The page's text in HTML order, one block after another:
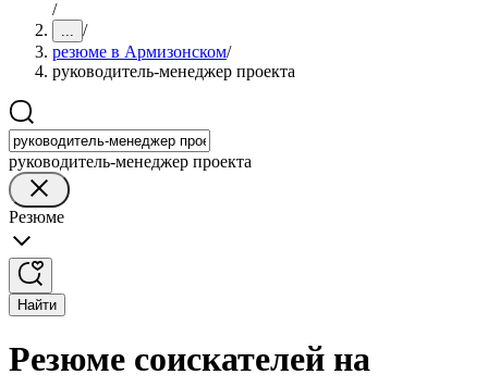
/
... /
резюме в Армизонском/
руководитель-менеджер проекта
руководитель-менеджер проекта
Резюме
Найти
Резюме соискателей на